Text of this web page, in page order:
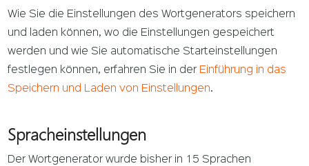
Wie Sie die Einstellungen des Wortgenerators speichern
und laden können, wo die Einstellungen gespeichert
werden und wie Sie automatische Starteinstellungen
festlegen können, erfahren Sie in der Einführung in das
Speichern und Laden von Einstellungen.
Spracheinstellungen
Der Wortgenerator wurde bisher in 15 Sprachen